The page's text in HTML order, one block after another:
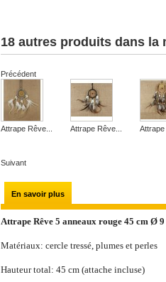
18 autres produits dans la
Précédent
Attrape Rêve... Attrape Rêve... Attrape
Suivant
En savoir plus
Attrape Rêve 5 anneaux rouge 45 cm Ø
Matériaux: cercle tressé , plumes et perles
Hauteur total: 45 cm (attache incluse)